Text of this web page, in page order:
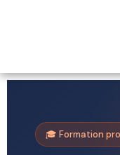
🎓 Formation